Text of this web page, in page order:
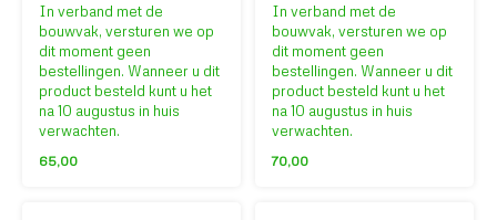
en verdelen van diverse
vloerwassen. Zeer licht en
flexibel. De hoes is eenvoudig
verwisselbaar en zit stevig op
de houder.
In verband met de
bouwvak, versturen we op
dit moment geen
bestellingen. Wanneer u dit
product besteld kunt u het
na 10 augustus in huis
verwachten.
65,00
onderhoud van de vloer. Hij is
trapeziumvormig zodat ook
elke hoek van de vloer
bereikbaar is.
In verband met de
bouwvak, versturen we op
dit moment geen
bestellingen. Wanneer u dit
product besteld kunt u het
na 10 augustus in huis
verwachten.
70,00